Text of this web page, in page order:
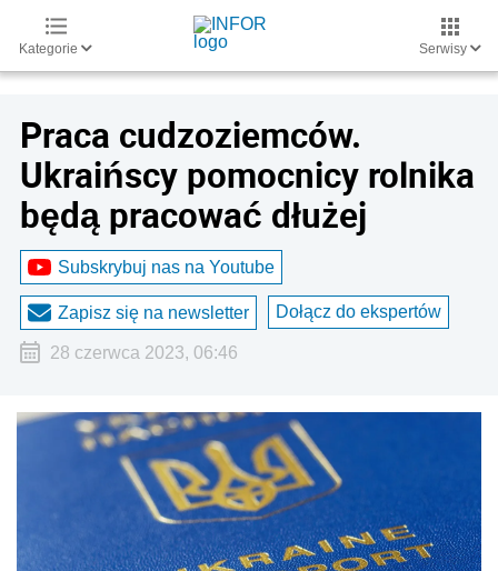
Kategorie Serwisy
Praca cudzoziemców.
Ukraińscy pomocnicy rolnika
będą pracować dłużej
Subskrybuj nas na Youtube
Zapisz się na newsletter Dołącz do ekspertów
28 czerwca 2023, 06:46